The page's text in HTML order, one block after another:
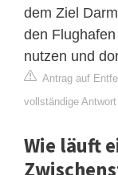
dem Ziel
den
nutzen und
Antrag auf
vollständige
Wie läuft